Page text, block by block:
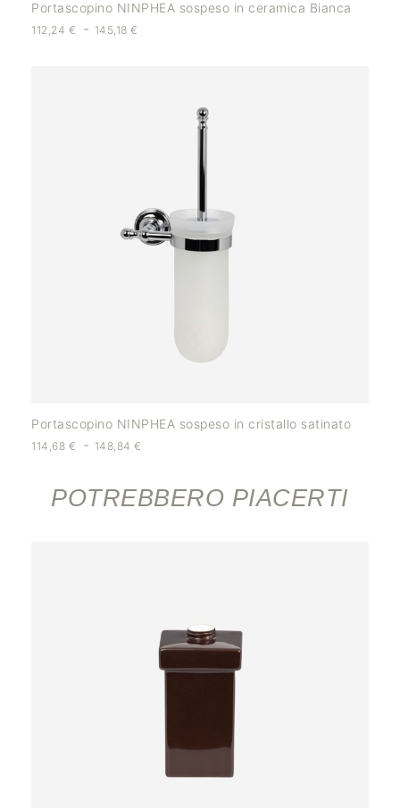
Portascopino NINPHEA sospeso in ceramica Bianca
112,24 € - 145,18€
Portascopino NINPHEA sospeso in cristallo satinato
114,68 € - 148,84€
POTREBBERO PIACERTI